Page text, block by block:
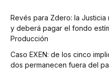
Revés para Zdero: la
y deberá pagar el fondo
Producción
Caso EXEN: de los cinco
dos permanecen fuera del